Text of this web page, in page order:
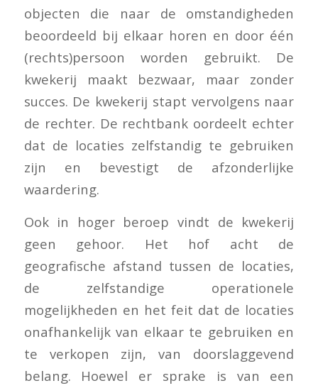
objecten die naar de omstandigheden
beoordeeld bij elkaar horen en door één
(rechts)persoon worden gebruikt. De
kwekerij maakt bezwaar, maar zonder
succes. De kwekerij stapt vervolgens naar
de rechter. De rechtbank oordeelt echter
dat de locaties zelfstandig te gebruiken
zijn en bevestigt de afzonderlijke
waardering.
Ook in hoger beroep vindt de kwekerij
geen gehoor. Het hof acht de
geografische afstand tussen de locaties,
de zelfstandige operationele
mogelijkheden en het feit dat de locaties
onafhankelijk van elkaar te gebruiken en
te verkopen zijn, van doorslaggevend
belang. Hoewel er sprake is van een